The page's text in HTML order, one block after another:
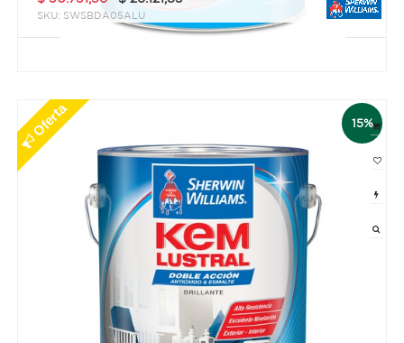
SKU: SWSBDA05ALU
15%
Oferta